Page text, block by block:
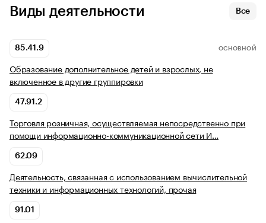
Виды деятельности Все
85.41.9 ОСНОВНОЙ
Образование дополнительное детей и взрослых, не
включенное в другие группировки
47.91.2
Торговля розничная, осуществляемая непосредственно при
помощи информационно-коммуникационной сети И…
62.09
Деятельность, связанная с использованием вычислительной
техники и информационных технологий, прочая
91.01